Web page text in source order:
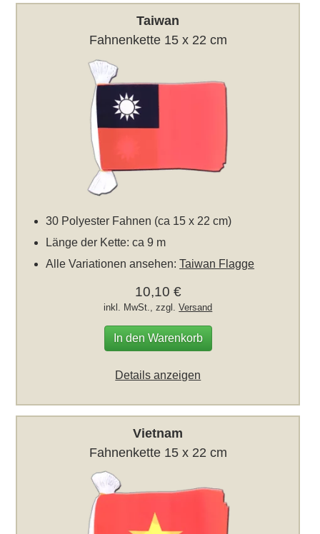
Taiwan
Fahnenkette 15 x 22 cm
30 Polyester Fahnen (ca 15 x 22 cm)
Länge der Kette: ca 9 m
Alle Variationen ansehen:Taiwan Flagge
10,10 €
inkl. MwSt., zzgl.Versand
In den Warenkorb
Details anzeigen
Vietnam
Fahnenkette 15 x 22 cm